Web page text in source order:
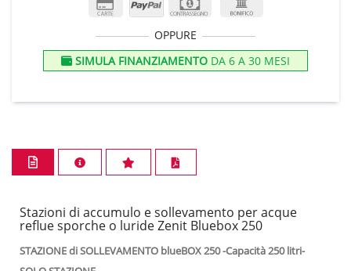
OPPURE
SIMULA FINANZIAMENTO DA 6 A 30 MESI
Stazioni di accumulo e sollevamento per acque
reflue sporche o luride Zenit Bluebox 250
STAZIONE di SOLLEVAMENTO blueBOX 250 -Capacità 250 litri-